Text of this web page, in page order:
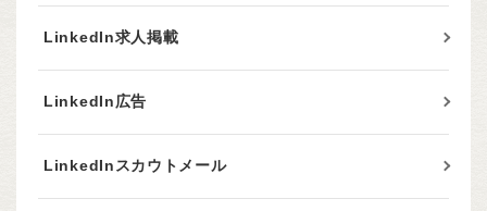
LinkedIn求人掲載
LinkedIn広告
LinkedInスカウトメール